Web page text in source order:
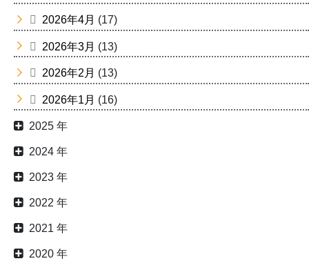
2026年4月 (17)
2026年3月 (13)
2026年2月 (13)
2026年1月 (16)
2025 年
2024 年
2023 年
2022 年
2021 年
2020 年